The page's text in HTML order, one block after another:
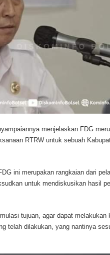
menjelaskan FDG
RTRW untuk sebuah
ini merupakan rangkaian dari
untuk mendiskusikan hasil
tujuan, agar dapat melakukan
telah dilakukan, yang nantinya